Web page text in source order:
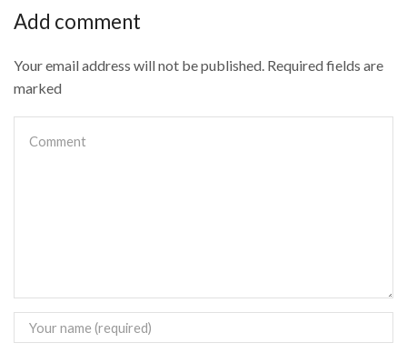
Add comment
Your email address will not be published. Required fields are
marked